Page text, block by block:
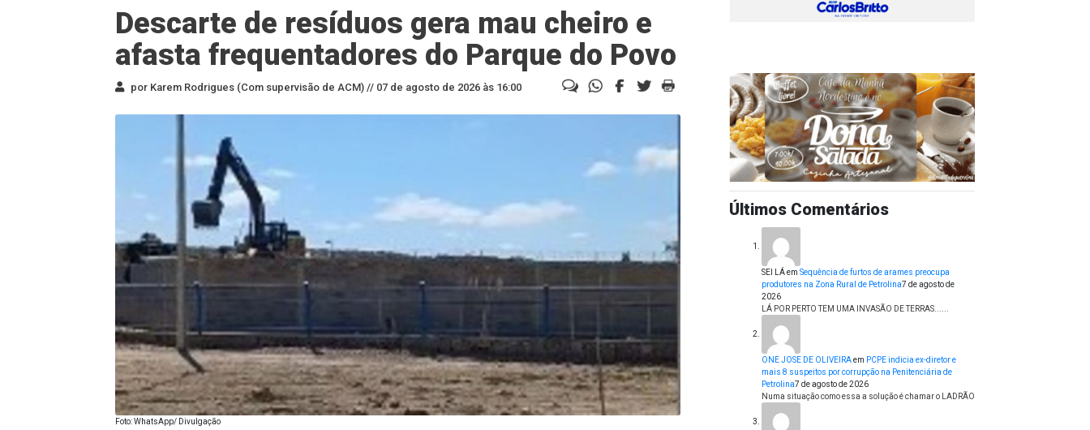
Descarte de resíduos gera mau cheiro e
afasta frequentadores do Parque do Povo
por Karem Rodrigues (Com supervisão de ACM) // 07 de agosto de 2026 às 16:00
Foto: WhatsApp/ Divulgação
Últimos Comentários
SEI LÁem Sequência de furtos de arames preocupa
produtores na Zona Rural de Petrolina7 de agosto de
2026
LÁ POR PERTO TEM UMA INVASÃO DE TERRAS......
ONE JOSE DE OLIVEIRAem PCPE indicia ex-diretor e
mais 8 suspeitos por corrupção na Penitenciária de
Petrolina7 de agosto de 2026
Numa situação como essa a solução é chamar o LADRÃO